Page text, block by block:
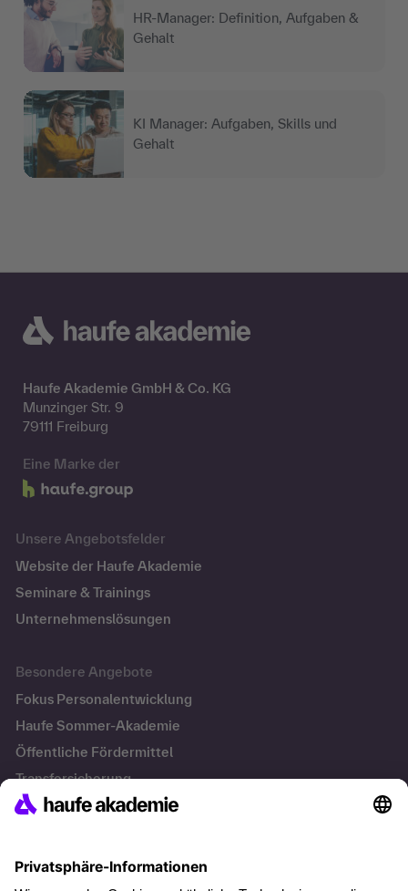
HR-Manager: Definition, Aufgaben &
Gehalt
KI Manager: Aufgaben, Skills und
Gehalt
Haufe Akademie GmbH & Co. KG
Munzinger Str. 9
79111 Freiburg
Eine Marke der
Unsere Angebotsfelder
Website der Haufe Akademie
Seminare & Trainings
Unternehmenslösungen
Besondere Angebote
Fokus Personalentwicklung
Haufe Sommer-Akademie
Öffentliche Fördermittel
Transfersicherung
Führung im KI-Zeitalter: Wie Human-AI-Leadership Teams